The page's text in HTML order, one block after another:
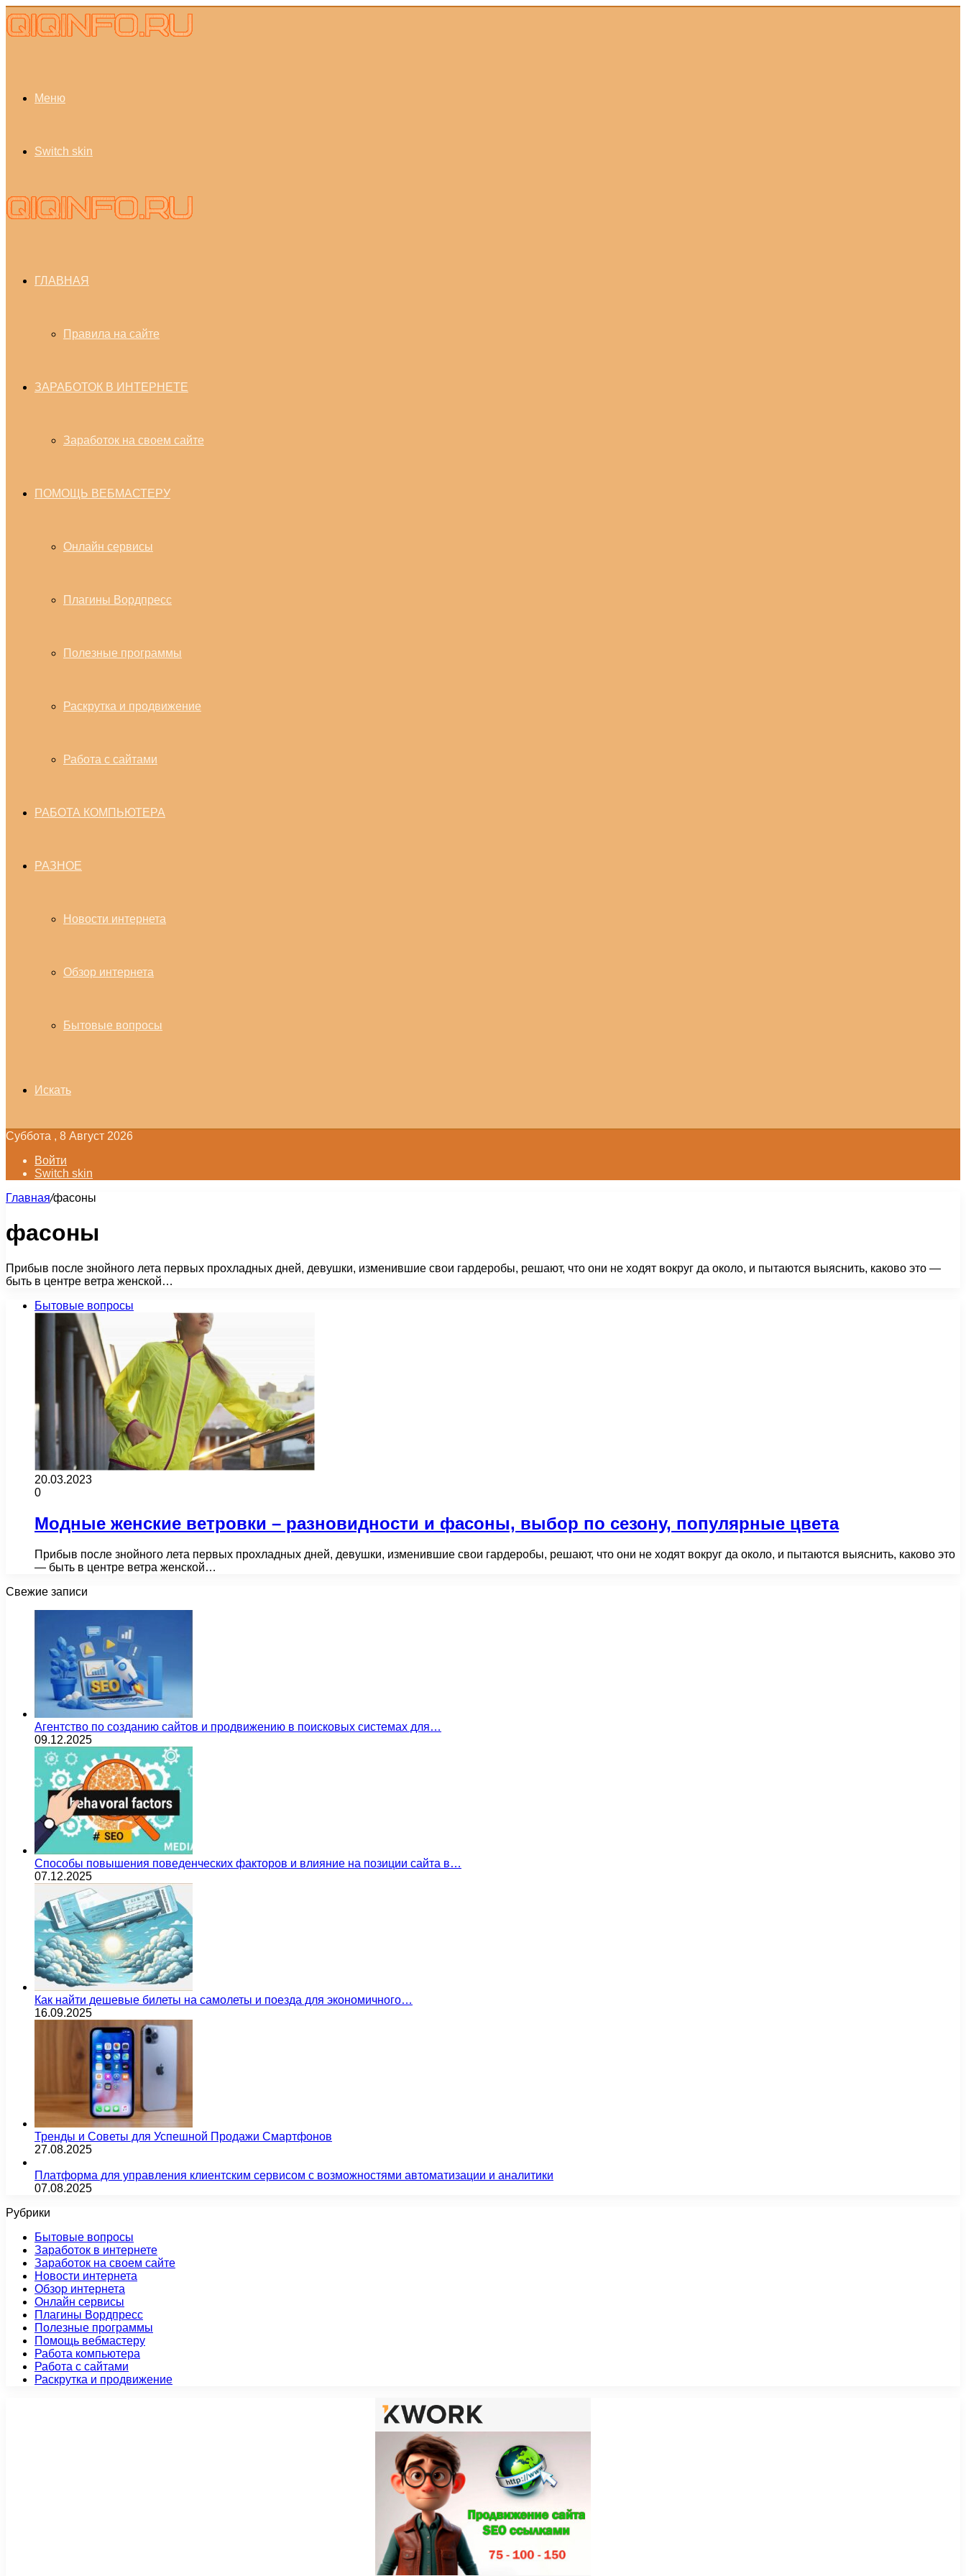
Меню
Switch skin
ГЛАВНАЯ
Правила на сайте
ЗАРАБОТОК В ИНТЕРНЕТЕ
Заработок на своем сайте
ПОМОЩЬ ВЕБМАСТЕРУ
Онлайн сервисы
Плагины Вордпресс
Полезные программы
Раскрутка и продвижение
Работа с сайтами
РАБОТА КОМПЬЮТЕРА
РАЗНОЕ
Новости интернета
Обзор интернета
Бытовые вопросы
Искать
Суббота , 8 Август 2026
Войти
Switch skin
Главная/фасоны
фасоны
Прибыв после знойного лета первых прохладных дней, девушки, изменившие свои гардеробы, решают, что они не ходят вокруг да около, и пытаются выяснить, каково это —
быть в центре ветра женской…
Бытовые вопросы
20.03.2023
0
Модные женские ветровки – разновидности и фасоны, выбор по сезону, популярные цвета
Прибыв после знойного лета первых прохладных дней, девушки, изменившие свои гардеробы, решают, что они не ходят вокруг да около, и пытаются выяснить, каково это
— быть в центре ветра женской…
Свежие записи
Агентство по созданию сайтов и продвижению в поисковых системах для…
09.12.2025
Способы повышения поведенческих факторов и влияние на позиции сайта в…
07.12.2025
Как найти дешевые билеты на самолеты и поезда для экономичного…
16.09.2025
Тренды и Советы для Успешной Продажи Смартфонов
27.08.2025
Платформа для управления клиентским сервисом с возможностями автоматизации и аналитики
07.08.2025
Рубрики
Бытовые вопросы
Заработок в интернете
Заработок на своем сайте
Новости интернета
Обзор интернета
Онлайн сервисы
Плагины Вордпресс
Полезные программы
Помощь вебмастеру
Работа компьютера
Работа с сайтами
Раскрутка и продвижение